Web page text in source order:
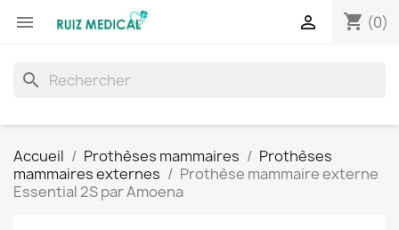
 shopping_cart (0)

search
Accueil Prothèses mammaires
Prothèses
mammaires externes
Prothèse mammaire externe
Essential 2S par Amoena